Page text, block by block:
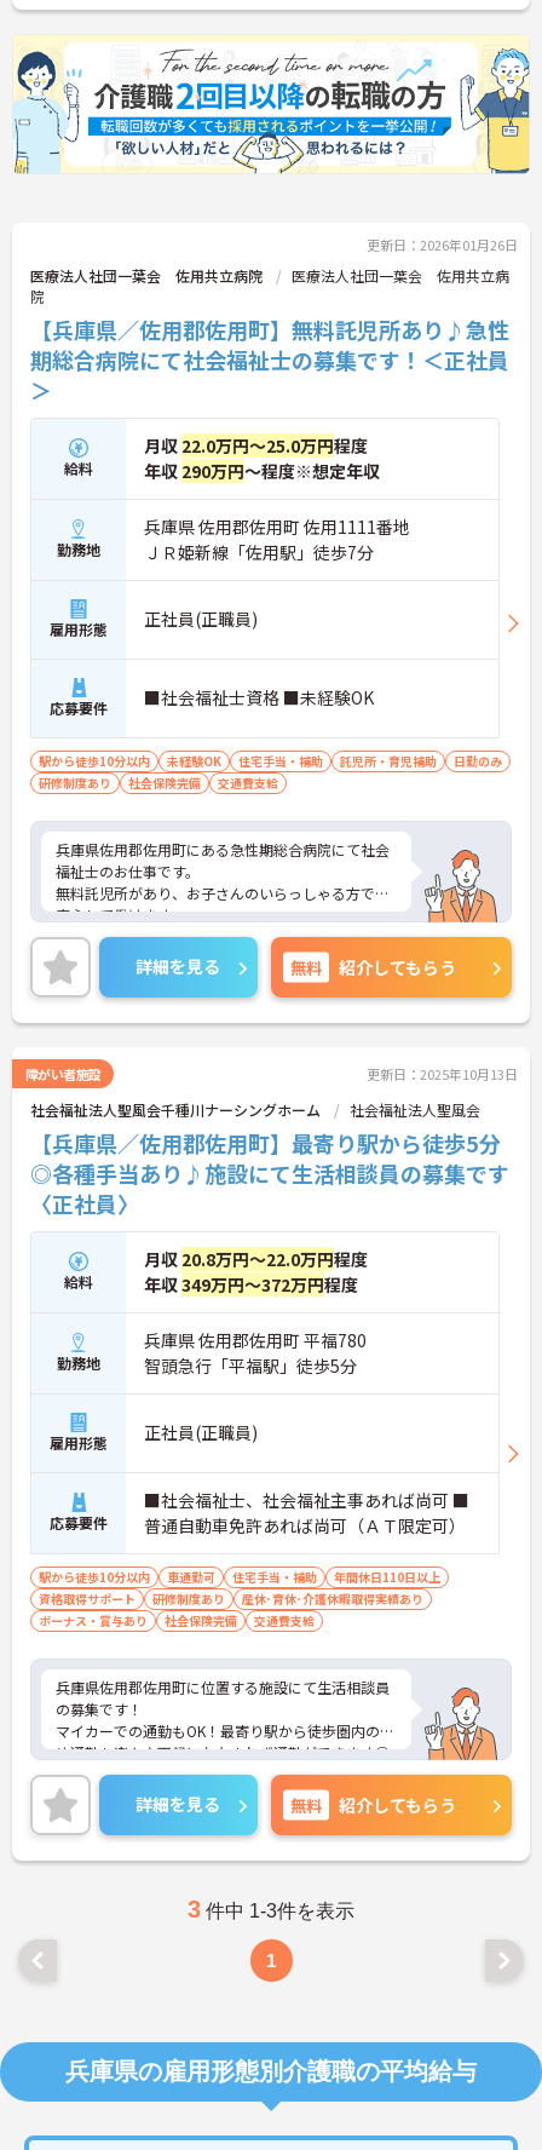
更新日：2026年01月26日
医療法人社団一葉会 佐用共立病院
医療法人社団一葉会 佐用共立病
院
【兵庫県／佐用郡佐用町】無料託児所あり♪急性
期総合病院にて社会福祉士の募集です！＜正社員
＞
給料
月収 22.0万円～25.0万円程度
年収 290万円～程度※想定年収
勤務地
兵庫県 佐用郡佐用町 佐用1111番地
ＪＲ姫新線「佐用駅」徒歩7分
雇用形態 正社員(正職員)
応募要件 ■社会福祉士資格 ■未経験OK
駅から徒歩10分以内 未経験OK 住宅手当・補助 託児所・育児補助
日勤のみ
研修制度あり
社会保険完備 交通費支給
兵庫県佐用郡佐用町にある急性期総合病院にて社会
福祉士のお仕事です。
無料託児所があり、お子さんのいらっしゃる方でも
安心して働けます。
ご興味ある方には、面接対策ポイントなど、さらに
詳細をお話しいたしますのでお気軽にご相談くださ
い。
詳細を見る 無料 紹介してもらう
障がい者施設 更新日：2025年10月13日
社会福祉法人聖風会千種川ナーシングホーム 社会福祉法人聖風会
【兵庫県／佐用郡佐用町】最寄り駅から徒歩5分
◎各種手当あり♪施設にて生活相談員の募集です
〈正社員〉
給料
月収 20.8万円～22.0万円程度
年収349万円～372万円程度
勤務地
兵庫県 佐用郡佐用町 平福780
智頭急行「平福駅」徒歩5分
雇用形態 正社員(正職員)
応募要件
■社会福祉士、社会福祉主事あれば尚可 ■
普通自動車免許あれば尚可（ＡＴ限定可）
駅から徒歩10分以内 車通勤可 住宅手当・補助
年間休日110日以上
資格取得サポート
研修制度あり
産休･育休･介護休暇取得実績あり
ボーナス・賞与あり
社会保険完備 交通費支給
兵庫県佐用郡佐用町に位置する施設にて生活相談員
の募集です！
マイカーでの通勤もOK！最寄り駅から徒歩圏内のた
め通勤も楽々♪天候に左右されず通勤ができます◎
日曜定休で年間休日110日もあり、プライベートと
の両立を目指す方におすすめの環境です◎昇給や賞
与制度があり、頑張りが評価されてしっかりと還元
されます。さらに各種手当も充実しているのは嬉し
いポイントです◎
ントもお伝えしますので是非ご応募お待ちしており
詳細を見る 無料 紹介してもらう
3 件中 1-3件を表示
1
兵庫県の雇用形態別介護職の平均給与